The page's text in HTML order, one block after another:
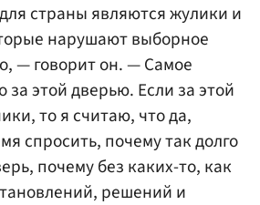
страны являются жулики и
нарушают выборное
— говорит он. — Самое
за этой дверью. Если за этой
то я считаю, что да,
спросить, почему так долго
почему без каких-то, как
решений и